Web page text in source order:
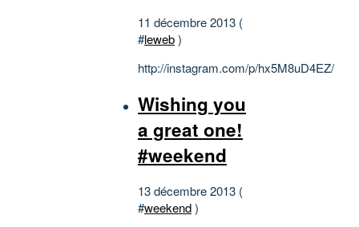
11 décembre 2013 (
#leweb)
http://instagram.com/p/hx5M8uD4EZ/
Wishing you
a great one!
#weekend
13 décembre 2013 (
#weekend)